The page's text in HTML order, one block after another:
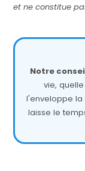
et ne constitue
Notre
vie,
l'enveloppe la
laisse le